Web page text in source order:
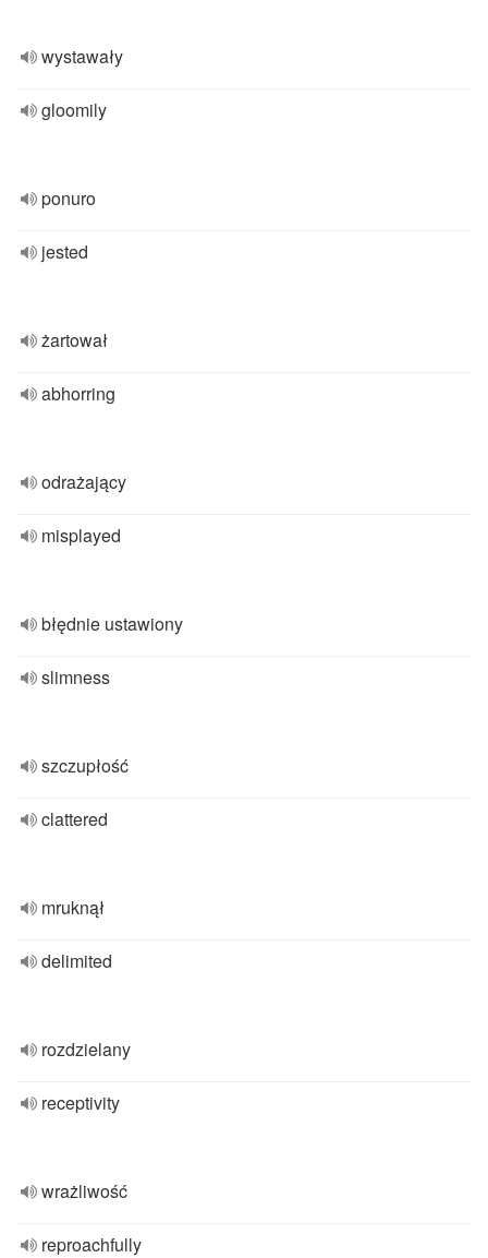
wystawały
gloomily
ponuro
jested
żartował
abhorring
odrażający
misplayed
błędnie ustawiony
slimness
szczupłość
clattered
mruknął
delimited
rozdzielany
receptivity
wrażliwość
reproachfully